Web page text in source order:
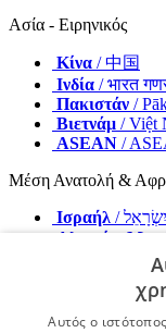
Ασία - Ειρηνικός
Κίνα / 中国
Ινδία / भारत
Πακιστάν /
Βιετνάμ / Việt
ASEAN /
Μέση Ανατολή &
Ισραήλ
יִשְׂרָאֵל
Αλγερία,
Μέση Ανατολή
διαφημισου μαζι
Αυτός ο